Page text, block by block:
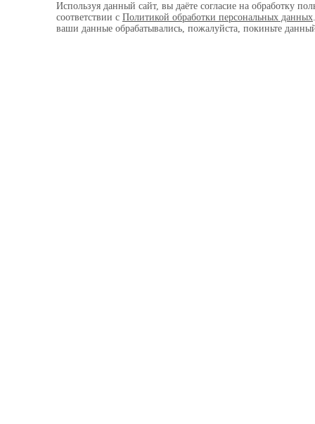
Используя данный сайт, вы даёте согласие на обработку
соответствии с Политикой обработки персональных данных
ваши данные обрабатывались, пожалуйста, покиньте